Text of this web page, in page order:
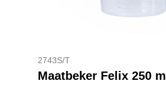
2743S/T
Maatbeker Felix 250 ml